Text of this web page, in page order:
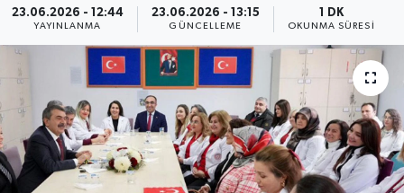
23.06.2026 - 12:44
YAYINLANMA
23.06.2026 - 13:15
GÜNCELLEME
1 DK
OKUNMA SÜRESI
Yaşam
Anali̇z
Bi̇li̇m & Teknoloji̇
Dünya